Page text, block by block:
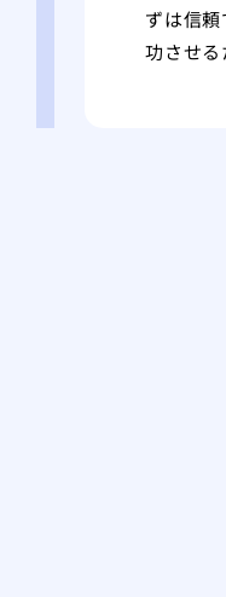
ずは信
功させる